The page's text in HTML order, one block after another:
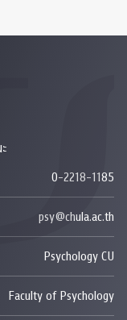
0-2218-1185
psy@chula.ac.th
Psychology CU
Faculty of Psychology